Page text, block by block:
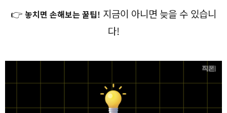
👉 놓치면 손해보는 꿀팁! 지금이 아니면 늦을 수 있습니
다!